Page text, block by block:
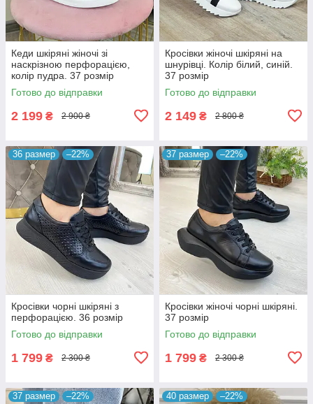
Кеди шкіряні жіночі зі
наскрізною перфорацією,
колір пудра. 37 розмір
Готово до відправки
2 199 ₴ 2 900 ₴
Кросівки жіночі шкіряні на
шнурівці. Колір білий, синій.
37 розмір
Готово до відправки
2 149 ₴ 2 800 ₴
36 размер –22%
Кросівки чорні шкіряні з
перфорацією. 36 розмір
Готово до відправки
1 799 ₴ 2 300 ₴
37 размер –22%
Кросівки жіночі чорні шкіряні.
37 розмір
Готово до відправки
1 799 ₴ 2 300 ₴
37 размер –22% 40 размер –22%